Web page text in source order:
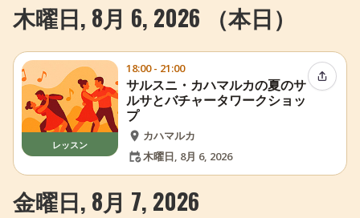
木曜日, 8月 6, 2026 （本日）
レッスン
18:00 - 21:00
サルスニ・カハマルカの夏のサ
ルサとバチャータワークショッ
プ
カハマルカ
木曜日, 8月 6, 2026
イベン
金曜日, 8月 7, 2026